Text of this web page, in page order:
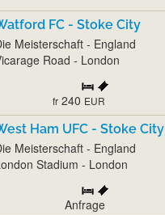
FC - Stoke City
Meisterschaft - England
Road - London
fr 240 EUR
Ham UFC - Stoke City
Meisterschaft - England
Stadium - London
Anfrage